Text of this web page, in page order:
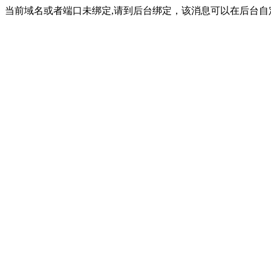
当前域名或者端口未绑定,请到后台绑定，该消息可以在后台自